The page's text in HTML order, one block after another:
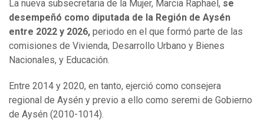
La nueva subsecretaria de la Mujer, Marcia Raphael, se
desempeñó como diputada de la Región de Aysén
entre 2022 y 2026, periodo en el que formó parte de las
comisiones de Vivienda, Desarrollo Urbano y Bienes
Nacionales, y Educación.
Entre 2014 y 2020, en tanto, ejerció como consejera
regional de Aysén y previo a ello como seremi de Gobierno
de Aysén (2010-1014).